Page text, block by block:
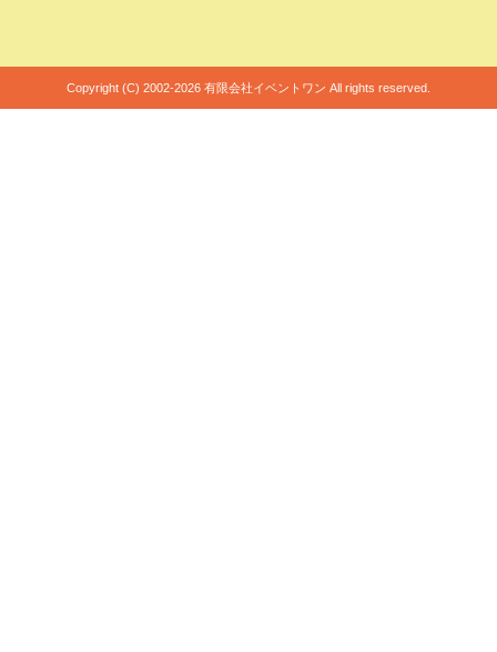
Copyright (C) 2002-2026 有限会社イベントワン All rights reserved.